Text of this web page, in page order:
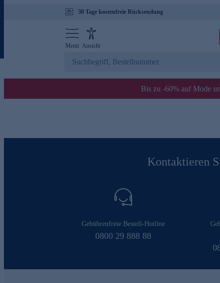
30 Tage kostenfreie Rücksendung
Menü Ansicht
Bis zu -60% auf Mode
Kontaktieren
Gebührenfreie Bestell-Hotline
0800 29 888 88